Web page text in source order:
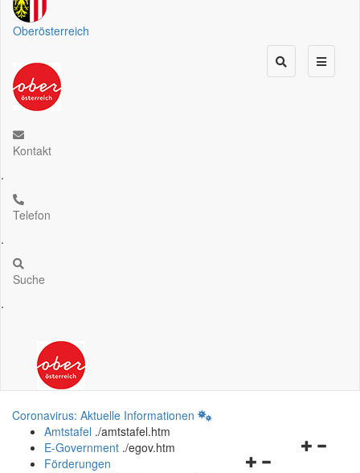
Oberösterreich
Kontakt
.
Telefon
.
Suche
.
Coronavirus: Aktuelle Informationen
Amtstafel ./amtstafel.htm
Navigationsmenü
E-Government ./egov.htm
Förderungen